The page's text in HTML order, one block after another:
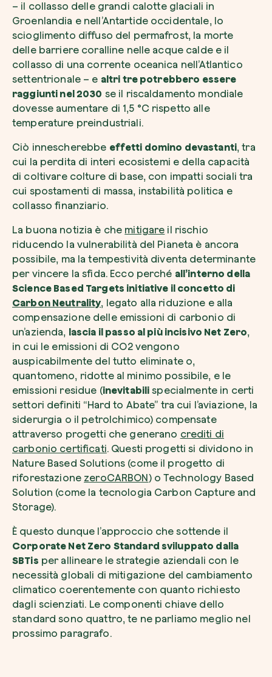
– il collasso delle grandi calotte glaciali in
Groenlandia e nell’Antartide occidentale, lo
scioglimento diffuso del permafrost, la morte
delle barriere coralline nelle acque calde e il
collasso di una corrente oceanica nell’Atlantico
settentrionale – e altri tre potrebbero essere
raggiunti nel 2030 se il riscaldamento mondiale
dovesse aumentare di 1,5 °C rispetto alle
temperature preindustriali.
Ciò innescherebbe effetti domino devastanti, tra
cui la perdita di interi ecosistemi e della capacità
di coltivare colture di base, con impatti sociali tra
cui spostamenti di massa, instabilità politica e
collasso finanziario.
La buona notizia è che mitigare il rischio
riducendo la vulnerabilità del Pianeta è ancora
possibile, ma la tempestività diventa determinante
per vincere la sfida. Ecco perché all’interno della
Science Based Targets initiative il concetto di
Carbon Neutrality, legato alla riduzione e alla
compensazione delle emissioni di carbonio di
un’azienda, lascia il passo al più incisivo Net Zero,
in cui le emissioni di CO2 vengono
auspicabilmente del tutto eliminate o,
quantomeno, ridotte al minimo possibile, e le
emissioni residue (inevitabili specialmente in certi
settori definiti “Hard to Abate” tra cui l’aviazione, la
siderurgia o il petrolchimico) compensate
attraverso progetti che generano crediti di
carbonio certificati. Questi progetti si dividono in
Nature Based Solutions (come il progetto di
riforestazione zeroCARBON) o Technology Based
Solution (come la tecnologia Carbon Capture and
Storage).
È questo dunque l’approccio che sottende il
Corporate Net Zero Standard sviluppato dalla
SBTis per allineare le strategie aziendali con le
necessità globali di mitigazione del cambiamento
climatico coerentemente con quanto richiesto
dagli scienziati. Le componenti chiave dello
standard sono quattro, te ne parliamo meglio nel
prossimo paragrafo.